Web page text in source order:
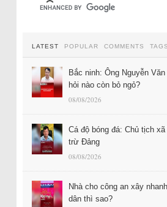
LATEST POPULAR COMMENTS TAGS
Bắc ninh: Ông Nguyễn
hỏi nào còn bỏ ngỏ?
08/08/2026
Cá độ bóng đá: Chủ tịch
trừ Đảng
08/08/2026
Nhà cho công an xây
dân thì sao?